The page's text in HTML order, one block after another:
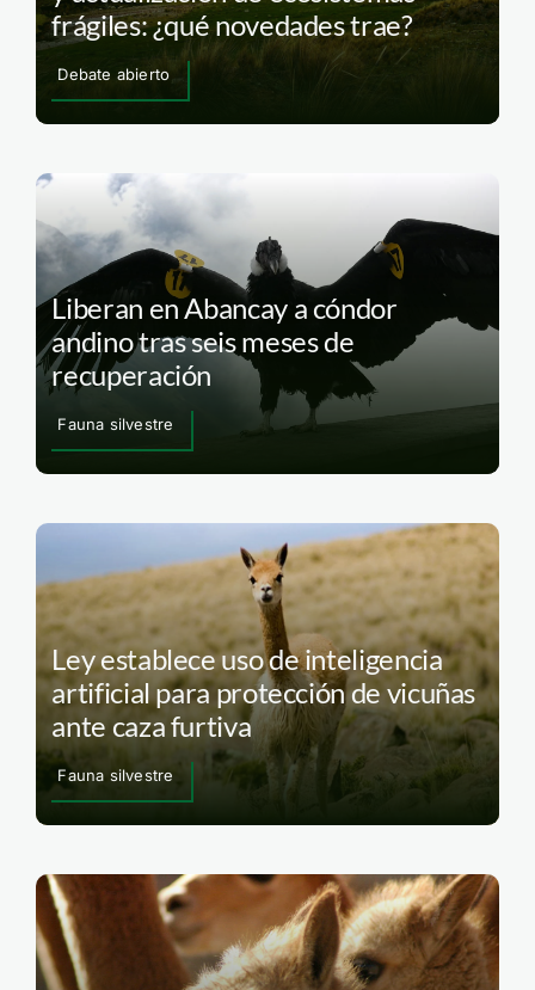
frágiles: ¿qué novedades trae?
Debate abierto
Liberan en Abancay a cóndor
andino tras seis meses de
recuperación
Fauna silvestre
Ley establece uso de inteligencia
artificial para protección de vicuñas
ante caza furtiva
Fauna silvestre